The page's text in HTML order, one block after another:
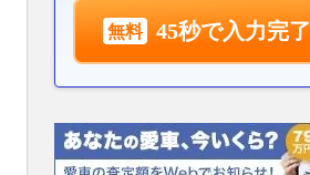
45秒で入力完了